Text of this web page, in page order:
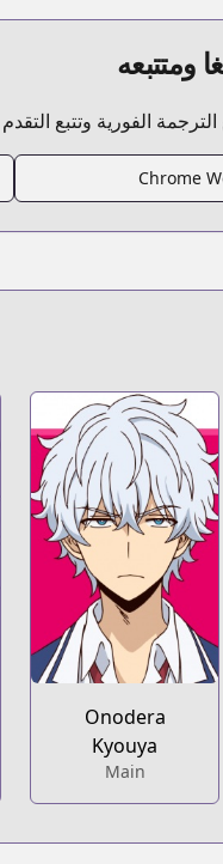
ومتتبعه
الفورية وتتبع
Chrome
Onodera
Kyouya
Main